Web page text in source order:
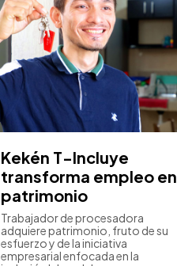
Kekén T-Incluye
transforma empleo en
patrimonio
Trabajador de procesadora
adquiere patrimonio, fruto de su
esfuerzo y de la iniciativa
empresarial enfocada en la